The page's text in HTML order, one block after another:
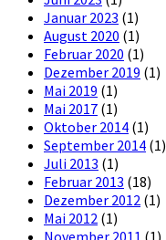
Januar 2023 (1)
August 2020 (1)
Februar 2020 (1)
Dezember 2019 (1)
Mai 2019 (1)
Mai 2017 (1)
Oktober 2014 (1)
September 2014 (1)
Juli 2013 (1)
Februar 2013 (18)
Dezember 2012 (1)
Mai 2012 (1)
November 2011 (1)